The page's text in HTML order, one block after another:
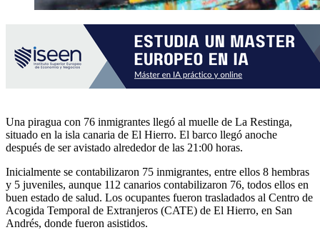
Una piragua con 76 inmigrantes llegó al muelle de La Restinga,
situado en la isla canaria de El Hierro. El barco llegó anoche
después de ser avistado alrededor de las 21:00 horas.
Inicialmente se contabilizaron 75 inmigrantes, entre ellos 8 hembras
y 5 juveniles, aunque 112 canarios contabilizaron 76, todos ellos en
buen estado de salud. Los ocupantes fueron trasladados al Centro de
Acogida Temporal de Extranjeros (CATE) de El Hierro, en San
Andrés, donde fueron asistidos.